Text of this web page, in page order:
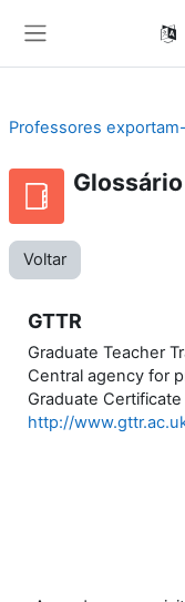
Professores
Glossário
Voltar
GTTR
Graduate Teacher
Central agency for
Graduate
http://